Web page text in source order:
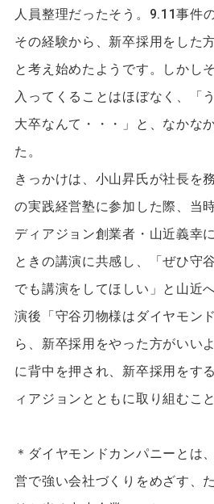
人員整理だったそう。9.11事件
その経験から、新卒採用をした
と考え始めたようです。しかし
入ってくることはほぼなく、「
大卒なんて・・・」と、なかな
た。
きっかけは、小山昇氏が社長を
の実践経営塾に参加した際、当
ディアジョン創業者・山近義幸
ときの講演に共感し、「ぜひ守
でも講演をしてほしい」と山近
演後「守谷刃物様はダイヤモン
ら、新卒採用をやった方がいい
に背中を押され、新卒採用をす
ィアジョンとともに取り組むこ
＊ダイヤモンドカンパニーとは
営で強い会社づくりをめざす、